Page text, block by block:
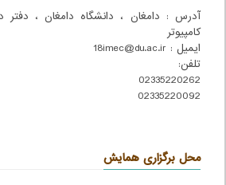
آدرس : دامغان ، دانشگاه دامغان ، دفتر
کامپیوتر
ایمیل : 18imec@du.ac.ir
تلفن:
02335220262
02335220092
محل برگزاری همایش